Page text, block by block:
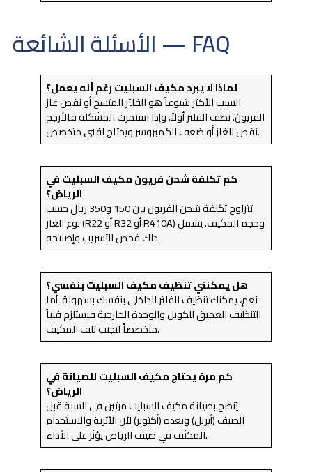
الأسئلة الشائعة — FAQ
لماذا لا يبرد مكيف السبليت رغم أنه يعمل؟
السبب الأكثر شيوعاً هو الفلتر المتسخ أو نقص غاز
الفريون. نظف الفلتر أولاً، وإذا استمرت المشكلة فالأرجح
نقص الغاز أو ضعف الكمبروسر ويحتاج لفني متخصص.
كم تكلفة شحن فريون مكيف السبليت في
الرياض؟
تتراوح تكلفة شحن الفريون بين 150 و350 ريال حسب
نوع الغاز (R22 أو R32 أو R410A) وحجم المكيف. يشمل
ذلك فحص التسريب وإصلاحه.
هل يمكنني تنظيف مكيف السبليت بنفسي؟
نعم، يمكنك تنظيف الفلتر الداخلي بنفسك بسهولة. أما
التنظيف العميق للكويل والوحدة الخارجية فيستلزم فنياً
متخصصاً لتجنب تلف المكيف.
كم مرة يحتاج مكيف السبليت للصيانة في
الرياض؟
يُنصح بصيانة مكيف السبليت مرتين في السنة قبل
الصيف (أبريل) وبعده (أكتوبر) لأن الأتربة والاستخدام
المكثف في صيف الرياض يؤثر على الأداء.